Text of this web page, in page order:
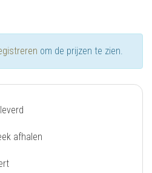
om de prijzen te zien.
afhalen